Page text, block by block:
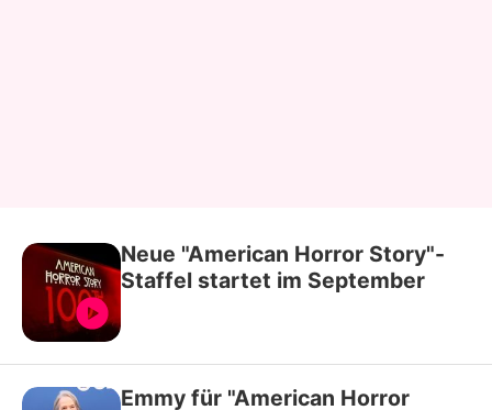
Neue "American Horror Story"-
Staffel startet im September
Emmy für "American Horror